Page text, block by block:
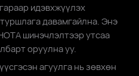
идэвхжүүлэх
давамгайлна. Энэ
шинэчлэлтээр утсаа
оруулна уу.
агуулга нь зөвхөн